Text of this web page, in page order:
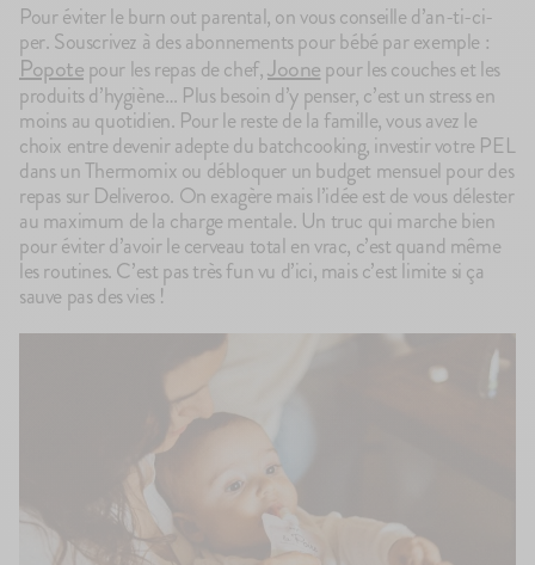
Pour éviter le burn out parental, on vous conseille d’an-ti-ci-
per. Souscrivez à des abonnements pour bébé par exemple :
Popotepour les repas de chef,Joonepour les couches et les
produits d’hygiène… Plus besoin d’y penser, c’est un stress en
moins au quotidien. Pour le reste de la famille, vous avez le
choix entre devenir adepte du batchcooking, investir votre PEL
dans un Thermomix ou débloquer un budget mensuel pour des
repas sur Deliveroo. On exagère mais l’idée est de vous délester
au maximum de la charge mentale. Un truc qui marche bien
pour éviter d’avoir le cerveau total en vrac, c’est quand même
les routines. C’est pas très fun vu d’ici, mais c’est limite si ça
sauve pas des vies !